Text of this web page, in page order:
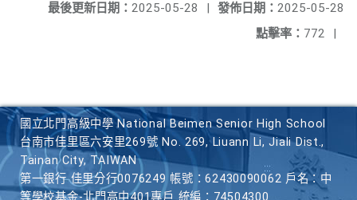
發佈日期： 2025-05-28
最後更新日期： 2025-05-28
|
點擊率： 772 |
國立北門高級中學 National Beimen Senior High School
台南市佳里區六安里269號 No. 269, Liuann Li, Jiali Dist.,
Tainan City, TAIWAN
第一銀行 佳里分行0076249 帳號：62430090062 戶名：中
等學校基金-北門高中401專戶 統編：74504300